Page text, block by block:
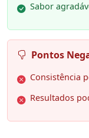
Sabor
Pontos
Consistência
Resultados